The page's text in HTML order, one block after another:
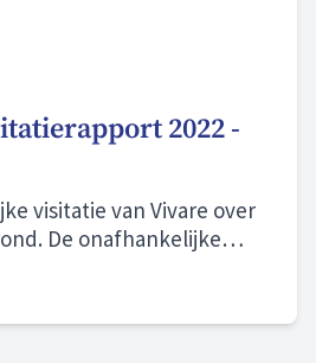
2022 -
visitatie van Vivare over
De onafhankelijke
onze zichtbare
gemeenten en wijken